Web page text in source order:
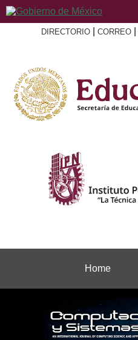
DIRECTORIO CORREO
Home